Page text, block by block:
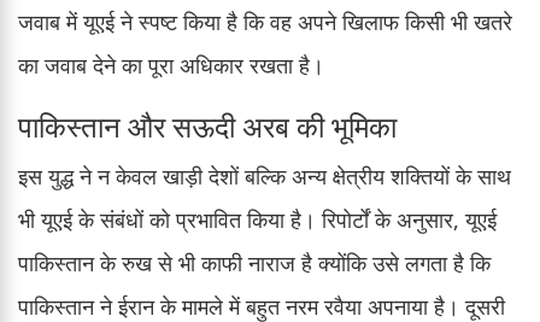
जवाब में यूएई ने स्पष्ट किया है कि वह अपने खिलाफ किसी भी खतरे
का जवाब देने का पूरा अधिकार रखता है।
पाकिस्तान और सऊदी अरब की भूमिका
इस युद्ध ने न केवल खाड़ी देशों बल्कि अन्य क्षेत्रीय शक्तियों के साथ
भी यूएई के संबंधों को प्रभावित किया है। रिपोर्टों के अनुसार, यूएई
पाकिस्तान के रुख से भी काफी नाराज है क्योंकि उसे लगता है कि
पाकिस्तान ने ईरान के मामले में बहुत नरम रवैया अपनाया है। दूसरी